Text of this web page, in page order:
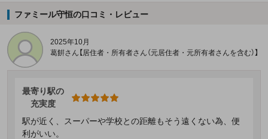
ファミール守恒の口コミ・レビュー
2025年10月
葛餠さん【居住者・所有者さん（元居住者・元所有者さんを含む）】
最寄り駅の
充実度
駅が近く、スーパーや学校との距離もそう遠くない為、便
利がいい。